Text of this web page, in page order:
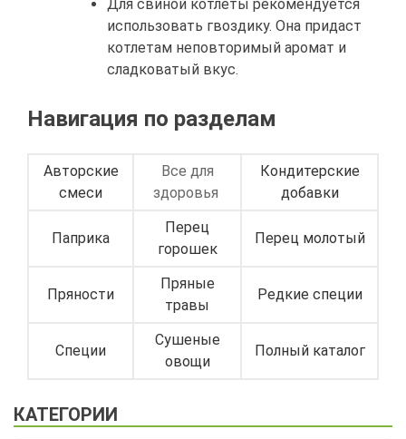
Для свиной котлеты рекомендуется
использовать гвоздику. Она придаст
котлетам неповторимый аромат и
сладковатый вкус.
Навигация по разделам
Авторские
смеси
Все для
здоровья
Кондитерские
добавки
Паприка
Перец
горошек
Перец молотый
Пряности
Пряные
травы
Редкие специи
Специи
Сушеные
овощи
Полный каталог
КАТЕГОРИИ